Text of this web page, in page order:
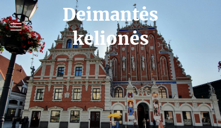
Deimantės
kelionės